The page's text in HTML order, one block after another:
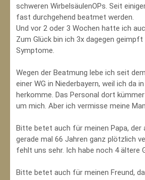
schweren WirbelsäulenOPs. Seit
fast durchgehend beatmet werden.
Und vor 2 oder 3 Wochen hatte ich
Zum Glück bin ich 3x dagegen
Symptome.
Wegen der Beatmung lebe ich seit
einer WG in Niederbayern, weil ich da
herkomme. Das Personal dort
um mich. Aber ich vermisse meine
Bitte betet auch für meinen Papa, der
gerade mal 66 Jahren ganz plötzlich
fehlt uns sehr. Ich habe noch 4 ältere
Bitte betet auch für meinen Freund,